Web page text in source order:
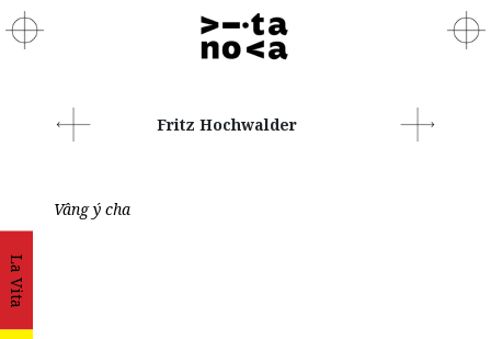
La Vita
Fritz Hochwalder
Vâng ý cha